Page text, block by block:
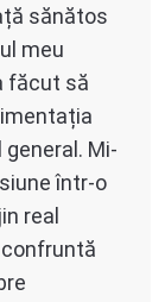
sănătos
meu
făcut să
Mi-
într-o
real